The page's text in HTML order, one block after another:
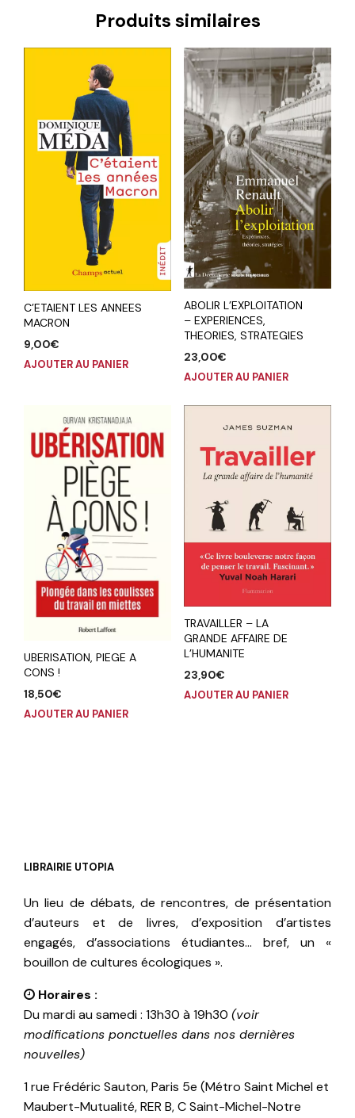
Produits similaires
C’ETAIENT LES ANNEES
MACRON
9,00€
AJOUTER AU PANIER
ABOLIR L’EXPLOITATION
– EXPERIENCES,
THEORIES, STRATEGIES
23,00€
AJOUTER AU PANIER
UBERISATION, PIEGE A
CONS !
18,50€
AJOUTER AU PANIER
TRAVAILLER – LA
GRANDE AFFAIRE DE
L’HUMANITE
23,90€
AJOUTER AU PANIER
LIBRAIRIE UTOPIA
Un lieu de débats, de rencontres, de présentation
d’auteurs et de livres, d’exposition d’artistes
engagés, d’associations étudiantes… bref, un «
bouillon de cultures écologiques ».
Horaires :
Du mardi au samedi : 13h30 à 19h30 (voir
modifications ponctuelles dans nos dernières
nouvelles)
1 rue Frédéric Sauton, Paris 5e (Métro Saint Michel et
Maubert-Mutualité, RER B, C Saint-Michel-Notre